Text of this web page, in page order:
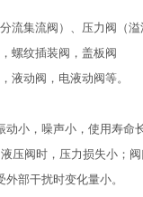
流集流阀）、压力阀（
螺纹插装阀，盖板阀
液动阀，电液动阀等。
动小，噪声小，使用寿命
压阀时，压力损失小；
部干扰时变化量小。